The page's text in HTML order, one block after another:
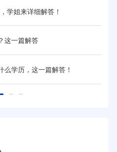
学姐来详细解答！
这一篇解答
学历，这一篇解答！